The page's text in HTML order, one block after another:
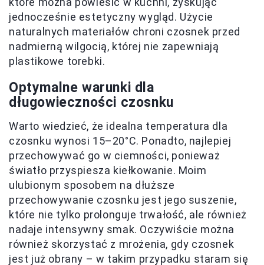
jednocześnie estetyczny wygląd. Użycie
naturalnych materiałów chroni czosnek przed
nadmierną wilgocią, której nie zapewniają
plastikowe torebki.
Optymalne warunki dla
długowieczności czosnku
Warto wiedzieć, że idealna temperatura dla
czosnku wynosi 15–20°C. Ponadto, najlepiej
przechowywać go w ciemności, ponieważ
światło przyspiesza kiełkowanie. Moim
ulubionym sposobem na dłuższe
przechowywanie czosnku jest jego suszenie,
które nie tylko prolonguje trwałość, ale również
nadaje intensywny smak. Oczywiście można
również skorzystać z mrożenia, gdy czosnek
jest już obrany – w takim przypadku staram się